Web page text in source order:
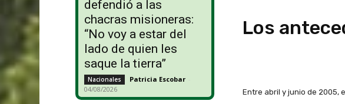
defendió a las
chacras misioneras:
“No voy a estar del
lado de quien les
saque la tierra”
Nacionales Patricia Escobar -
04/08/2026
Los
Entre abril y junio de 2005,